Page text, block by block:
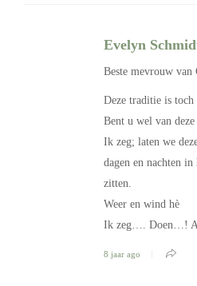
Evelyn
Beste mevrouw van
Deze traditie is
Bent u wel van
Ik zeg; laten we
dagen en nachten
zitten.
Weer en wind hè
Ik zeg…. Doen…!
8 jaar ago